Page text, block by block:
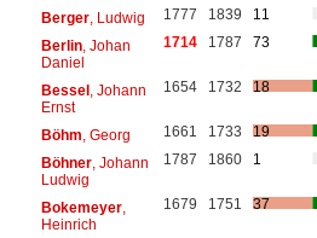
Berger, Ludwig 1777 1839
11
Berlin, Johan
Daniel
1714 1787 73
Bessel, Johann
Ernst
1654 1732 18
Böhm , Georg 1661 1733
19
Böhner, Johann
Ludwig
1787 1860 1
Bokemeyer,
Heinrich
1679 1751 37